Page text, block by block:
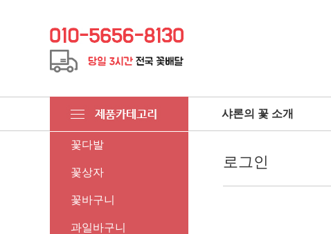
샤론의 꽃 소개
꽃다발
꽃상자
꽃바구니
과일바구니
로그인